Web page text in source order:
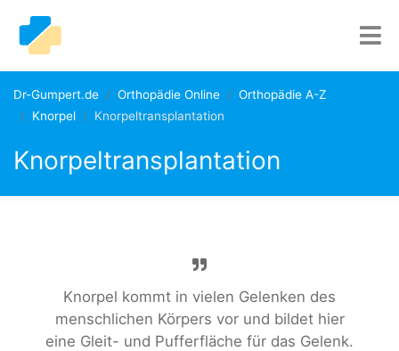
Dr-Gumpert.de Orthopädie Online
Orthopädie A-Z
Knorpel
Knorpeltransplantation
Knorpeltransplantation
Knorpel kommt in vielen Gelenken des
menschlichen Körpers vor und bildet hier
eine Gleit- und Pufferfläche für das Gelenk.